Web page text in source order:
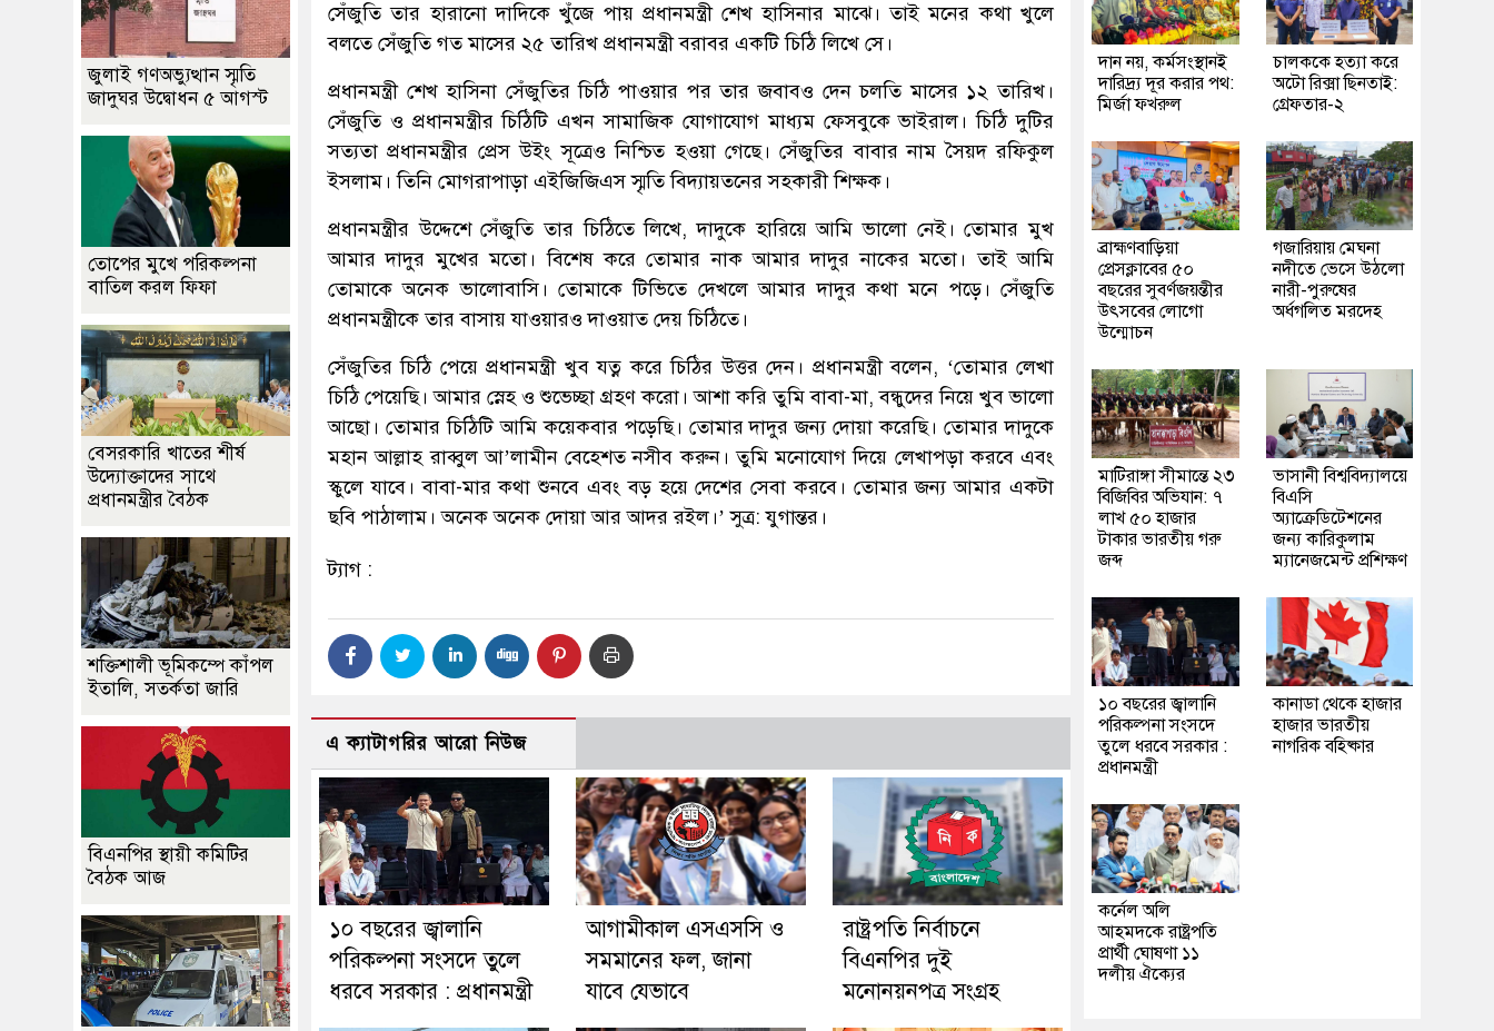
সেঁজুতি তার হারানো দাদিকে খুঁজে পায় প্রধানমন্ত্রী শেখ হাসিনার মাঝে। তাই মনের কথা খুলে
বলতে সেঁজুতি গত মাসের ২৫ তারিখ প্রধানমন্ত্রী বরাবর একটি চিঠি লিখে সে।
প্রধানমন্ত্রী শেখ হাসিনা সেঁজুতির চিঠি পাওয়ার পর তার জবাবও দেন চলতি মাসের ১২ তারিখ।
সেঁজুতি ও প্রধানমন্ত্রীর চিঠিটি এখন সামাজিক যোগাযোগ মাধ্যম ফেসবুকে ভাইরাল। চিঠি দুটির
সত্যতা প্রধানমন্ত্রীর প্রেস উইং সূত্রেও নিশ্চিত হওয়া গেছে। সেঁজুতির বাবার নাম সৈয়দ রফিকুল
ইসলাম। তিনি মোগরাপাড়া এইজিজিএস স্মৃতি বিদ্যায়তনের সহকারী শিক্ষক।
প্রধানমন্ত্রীর উদ্দেশে সেঁজুতি তার চিঠিতে লিখে, দাদুকে হারিয়ে আমি ভালো নেই। তোমার মুখ
আমার দাদুর মুখের মতো। বিশেষ করে তোমার নাক আমার দাদুর নাকের মতো। তাই আমি
তোমাকে অনেক ভালোবাসি। তোমাকে টিভিতে দেখলে আমার দাদুর কথা মনে পড়ে। সেঁজুতি
প্রধানমন্ত্রীকে তার বাসায় যাওয়ারও দাওয়াত দেয় চিঠিতে।
সেঁজুতির চিঠি পেয়ে প্রধানমন্ত্রী খুব যত্ন করে চিঠির উত্তর দেন। প্রধানমন্ত্রী বলেন, ‘তোমার লেখা
চিঠি পেয়েছি। আমার স্নেহ ও শুভেচ্ছা গ্রহণ করো। আশা করি তুমি বাবা-মা, বন্ধুদের নিয়ে খুব ভালো
আছো। তোমার চিঠিটি আমি কয়েকবার পড়েছি। তোমার দাদুর জন্য দোয়া করেছি। তোমার দাদুকে
মহান আল্লাহ রাব্বুল আ’লামীন বেহেশত নসীব করুন। তুমি মনোযোগ দিয়ে লেখাপড়া করবে এবং
স্কুলে যাবে। বাবা-মার কথা শুনবে এবং বড় হয়ে দেশের সেবা করবে। তোমার জন্য আমার একটা
ছবি পাঠালাম। অনেক অনেক দোয়া আর আদর রইল।’ সুত্র: যুগান্তর।
ট্যাগ :
এ ক্যাটাগরির আরো নিউজ
১০ বছরের জ্বালানি
পরিকল্পনা সংসদে তুলে
ধরবে সরকার : প্রধানমন্ত্রী
আগামীকাল এসএসসি ও
সমমানের ফল, জানা
যাবে যেভাবে
রাষ্ট্রপতি নির্বাচনে
বিএনপির দুই
মনোনয়নপত্র সংগ্রহ
জুলাই গণঅভ্যুত্থান স্মৃতি
জাদুঘর উদ্বোধন ৫ আগস্ট
তোপের মুখে পরিকল্পনা
বাতিল করল ফিফা
বেসরকারি খাতের শীর্ষ
উদ্যোক্তাদের সাথে
প্রধানমন্ত্রীর বৈঠক
শক্তিশালী ভূমিকম্পে কাঁপল
ইতালি, সতর্কতা জারি
বিএনপির স্থায়ী কমিটির
বৈঠক আজ
দান নয়, কর্মসংস্থানই
দারিদ্র্য দূর করার পথ:
মির্জা ফখরুল
চালককে হত্যা করে
অটো রিক্সা ছিনতাই:
গ্রেফতার-২
ব্রাহ্মণবাড়িয়া
প্রেসক্লাবের ৫০
বছরের সুবর্ণজয়ন্তীর
উৎসবের লোগো
উন্মোচন
গজারিয়ায় মেঘনা
নদীতে ভেসে উঠলো
নারী-পুরুষের
অর্ধগলিত মরদেহ
মাটিরাঙ্গা সীমান্তে ২৩
বিজিবির অভিযান: ৭
লাখ ৫০ হাজার
টাকার ভারতীয় গরু
জব্দ
ভাসানী বিশ্ববিদ্যালয়ে
বিএসি
অ্যাক্রেডিটেশনের
জন্য কারিকুলাম
ম্যানেজমেন্ট প্রশিক্ষণ
১০ বছরের জ্বালানি
পরিকল্পনা সংসদে
তুলে ধরবে সরকার :
প্রধানমন্ত্রী
কানাডা থেকে হাজার
হাজার ভারতীয়
নাগরিক বহিষ্কার
কর্নেল অলি
আহমদকে রাষ্ট্রপতি
প্রার্থী ঘোষণা ১১
দলীয় ঐক্যের